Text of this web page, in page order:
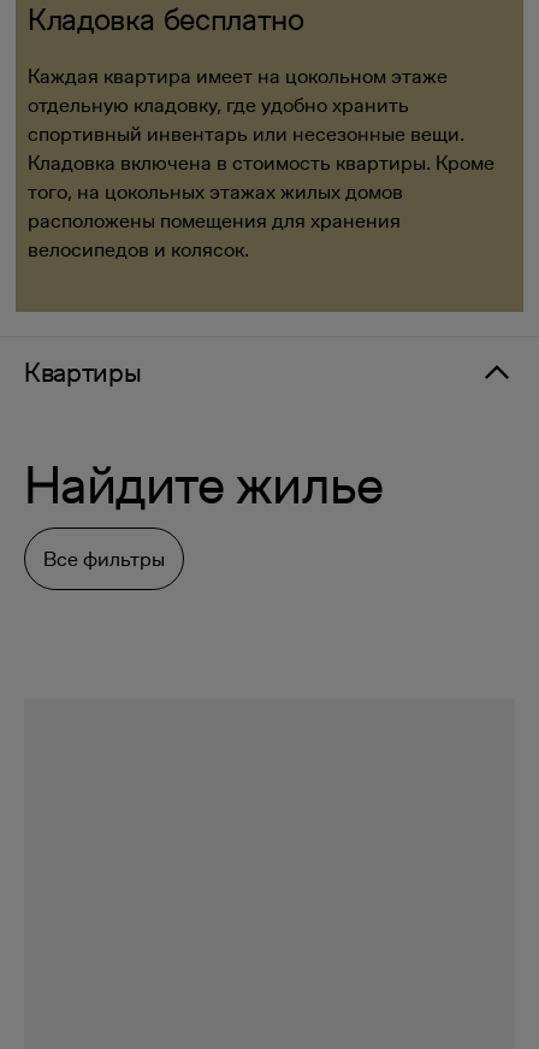
Кладовка бесплатно
Каждая квартира имеет на цокольном этаже
отдельную кладовку, где удобно хранить
спортивный инвентарь или несезонные вещи.
Кладовка включена в стоимость квартиры. Кроме
того, на цокольных этажах жилых домов
расположены помещения для хранения
велосипедов и колясок.
Квартиры
Найдите жилье
Все фильтры